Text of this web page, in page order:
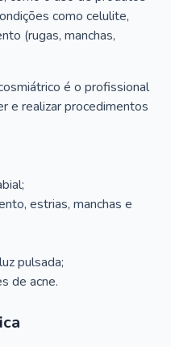
como celulite,
(rugas, manchas,
é o profissional
e realizar procedimentos
estrias, manchas e
pulsada;
de acne.